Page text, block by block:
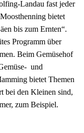
Landau fast jeder
bietet
bis zum Ernten“.
Programm über
Beim Gemüsehof
und
bietet Themen
bei den Kleinen sind,
zum Beispiel.